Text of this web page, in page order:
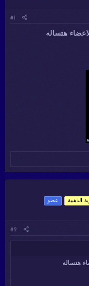
#1
هتساله
الذهبية
عضو
#2
هتساله